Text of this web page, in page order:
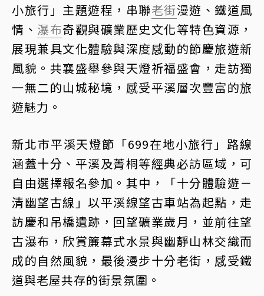
小旅行」主題遊程，串聯老街漫遊、鐵道風
情、 瀑布奇觀與礦業歷史文化等特色資源，
展現兼具文化體驗與深度感動的節慶旅遊新
風貌。共襄盛舉參與天燈祈福盛會，走訪獨
一無二的山城秘境，感受平溪層次豐富的旅
遊魅力。
新北市平溪天燈節「699在地小旅行」路線
涵蓋十分、平溪及菁桐等經典必訪區域，可
自由選擇報名參加。其中，「十分體驗遊－
清幽望古線」以平溪線望古車站為起點，走
訪慶和吊橋遺跡，回望礦業歲月，並前往望
古瀑布，欣賞簾幕式水景與幽靜山林交織而
成的自然風貌，最後漫步十分老街，感受鐵
道與老屋共存的街景氛圍。